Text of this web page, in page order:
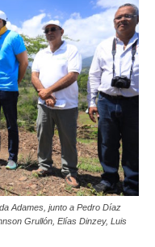
Adames, junto a Pedro Díaz
Grullón, Elías Dinzey, Luis